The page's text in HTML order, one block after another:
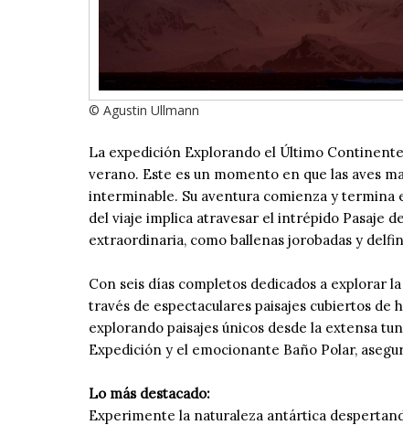
© Agustin Ullmann
La expedición Explorando el Último
verano. Este es un momento en que las aves
interminable. Su aventura comienza y termina
del viaje implica atravesar el intrépido Pasaje
extraordinaria, como ballenas jorobadas y
Con seis días completos dedicados a explorar
través de espectaculares paisajes cubiertos de
explorando paisajes únicos desde la extensa
Expedición y el emocionante Baño Polar,
Lo más destacado:
Experimente la naturaleza antártica